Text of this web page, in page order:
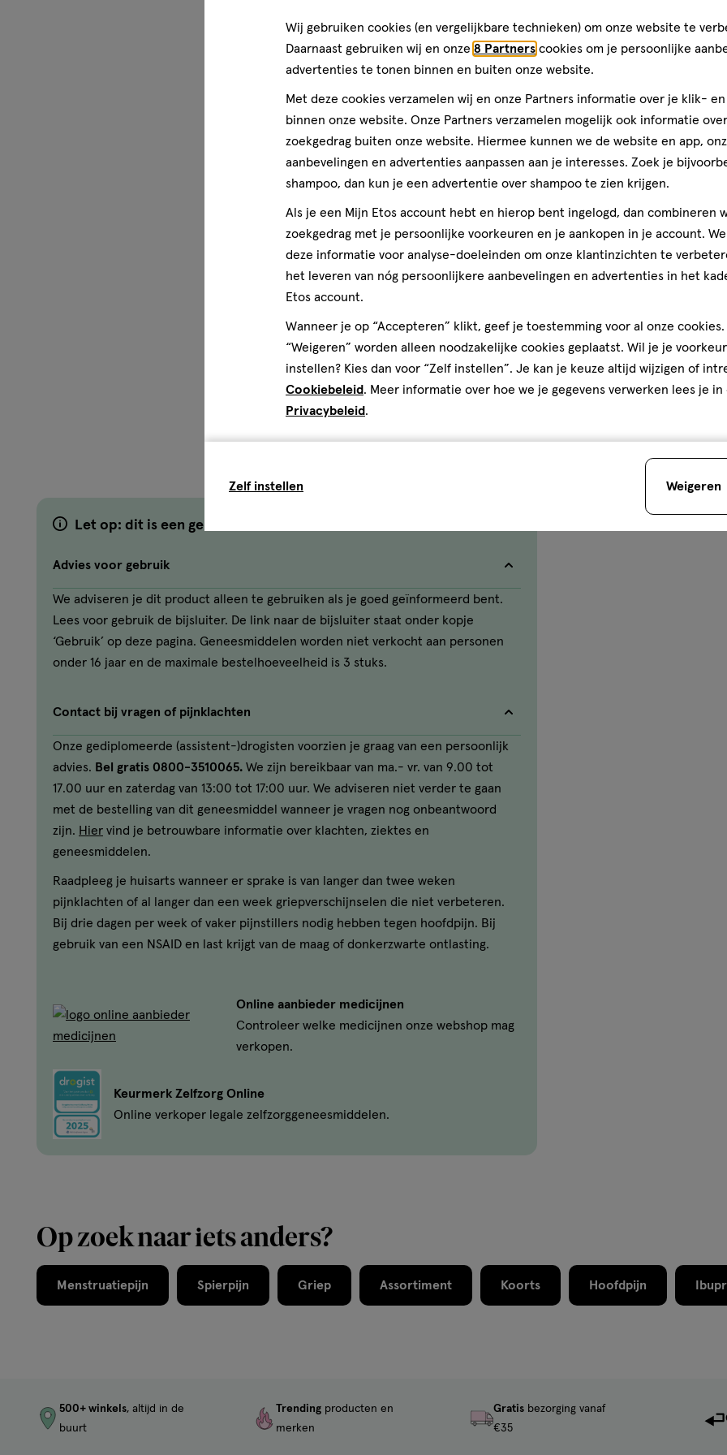
verlanglijst
geneesmiddel,
geneesmiddel
40
Let op: dit is een geneesmiddel
Advies voor gebruik
We adviseren je dit product alleen te gebruiken als je goed geïnformeerd bent.
Lees voor gebruik de bijsluiter. De link naar de bijsluiter staat onder kopje
‘Gebruik’ op deze pagina. Geneesmiddelen worden niet verkocht aan personen
onder 16 jaar en de maximale bestelhoeveelheid is 3 stuks.
Contact bij vragen of pijnklachten
Onze gediplomeerde (assistent-)drogisten voorzien je graag van een persoonlijk
advies. Bel gratis 0800-3510065. We zijn bereikbaar van ma.- vr. van 9.00 tot
17.00 uur en zaterdag van 13:00 tot 17:00 uur. We adviseren niet verder te gaan
met de bestelling van dit geneesmiddel wanneer je vragen nog onbeantwoord
zijn. Hier vind je betrouwbare informatie over klachten, ziektes en
geneesmiddelen.
Raadpleeg je huisarts wanneer er sprake is van langer dan twee weken
pijnklachten of al langer dan een week griepverschijnselen die niet verbeteren.
Bij drie dagen per week of vaker pijnstillers nodig hebben tegen hoofdpijn. Bij
gebruik van een NSAID en last krijgt van de maag of donkerzwarte ontlasting.
Online aanbieder medicijnen
Controleer welke medicijnen onze webshop mag
verkopen.
Keurmerk Zelfzorg Online
Online verkoper legale zelfzorggeneesmiddelen.
Op zoek naar iets anders?
Menstruatiepijn Spierpijn Griep Assortiment Koorts Hoofdpijn
500+ winkels, altijd in de
buurt
Trending producten en
merken
Gratisbezorging vanaf
€35
Wij gebruiken cookies (en vergelijkbare technieken) om onze website te
Daarnaast gebruiken wij en onze 8 Partners cookies om je persoonlijke
advertenties te tonen binnen en buiten onze website.
Met deze cookies verzamelen wij en onze Partners informatie over je klik-
binnen onze website. Onze Partners verzamelen mogelijk ook informatie
zoekgedrag buiten onze website. Hiermee kunnen we de website en app,
aanbevelingen en advertenties aanpassen aan je interesses. Zoek je
shampoo, dan kun je een advertentie over shampoo te zien krijgen.
Als je een Mijn Etos account hebt en hierop bent ingelogd, dan combineren
zoekgedrag met je persoonlijke voorkeuren en je aankopen in je account.
deze informatie voor analyse-doeleinden om onze klantinzichten te
het leveren van nóg persoonlijkere aanbevelingen en advertenties in het
Etos account.
Wanneer je op “Accepteren” klikt, geef je toestemming voor al onze cookies.
“Weigeren” worden alleen noodzakelijke cookies geplaatst. Wil je je
instellen? Kies dan voor “Zelf instellen”. Je kan je keuze altijd wijzigen of
Cookiebeleid. Meer informatie over hoe we je gegevens verwerken lees je in
Privacybeleid.
Zelf instellen Weigeren